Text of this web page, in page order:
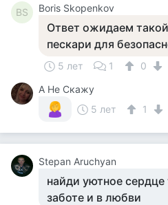
BS Boris Skopenkov
Ответ ожидаем
пескари для
5 лет 1
0
А Не Скажу
5 лет
1
Stepan Aruchyan
найди уютное
заботе и в любви